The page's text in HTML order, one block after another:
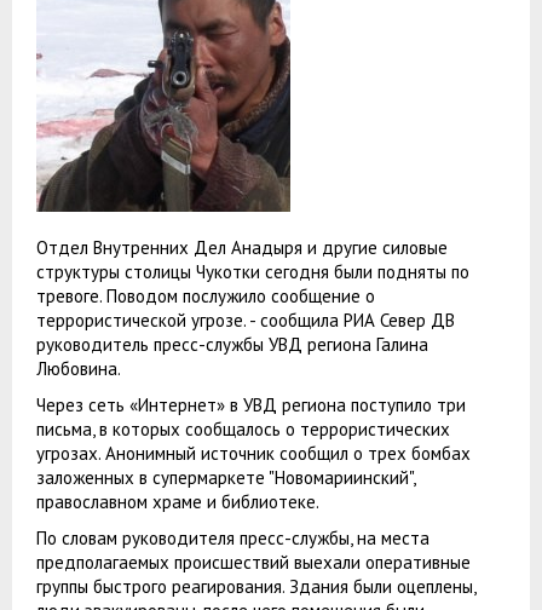
Отдел Внутренних Дел Анадыря и другие силовые
структуры столицы Чукотки сегодня были подняты по
тревоге. Поводом послужило сообщение о
террористической угрозе. - сообщила РИА Север ДВ
руководитель пресс-службы УВД региона Галина
Любовина.
Через сеть «Интернет» в УВД региона поступило три
письма, в которых сообщалось о террористических
угрозах. Анонимный источник сообщил о трех бомбах
заложенных в супермаркете "Новомариинский",
православном храме и библиотеке.
По словам руководителя пресс-службы, на места
предполагаемых происшествий выехали оперативные
группы быстрого реагирования. Здания были оцеплены,